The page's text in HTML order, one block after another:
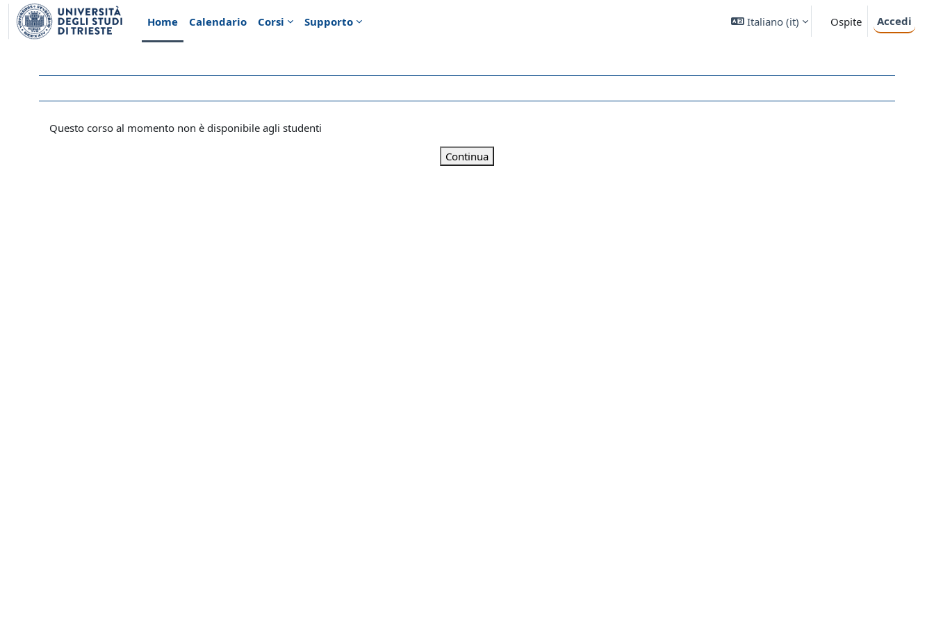
Vai al contenuto principale
Home
Calendario Corsi Supporto Italiano ‎(it)‎ Ospite Accedi
Questo corso al momento non è disponibile agli studenti
Continua